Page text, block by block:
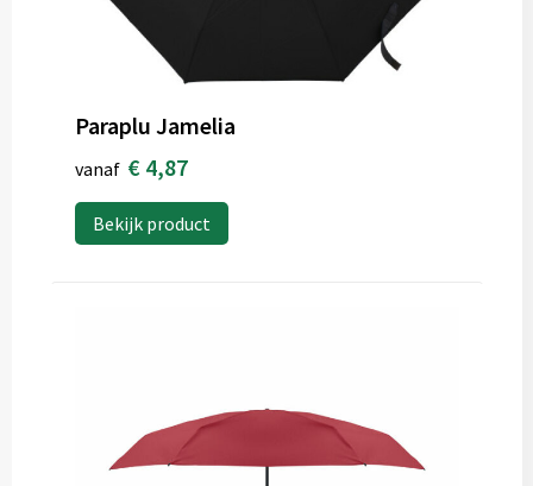
Paraplu Jamelia
vanaf € 4,87
Bekijk product